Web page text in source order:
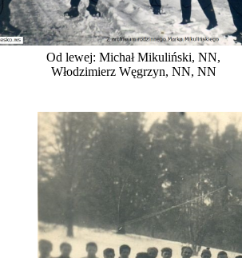
Od lewej: Michał Mikuliński, NN,
Włodzimierz Węgrzyn, NN, NN